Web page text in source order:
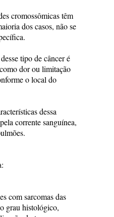
cromossômicas têm
dos casos, não se
tipo de câncer é
dor ou limitação
o local do
dessa
corrente sanguínea,
com sarcomas das
grau histológico,